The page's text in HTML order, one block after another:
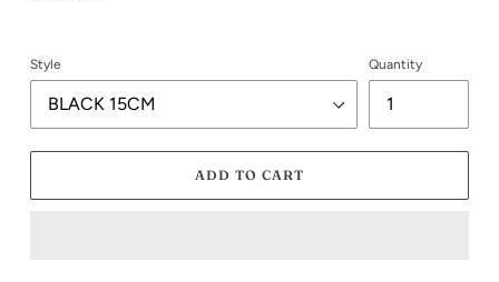
Style Quantity
ADD TO CART